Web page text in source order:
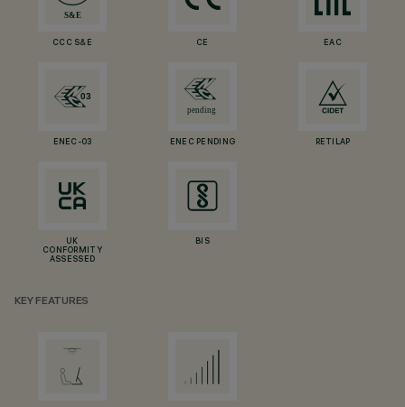
CCC S&E CE EAC
ENEC-03 ENEC PENDING RETILAP
UK
CONFORMITY
ASSESSED
BIS
KEY FEATURES